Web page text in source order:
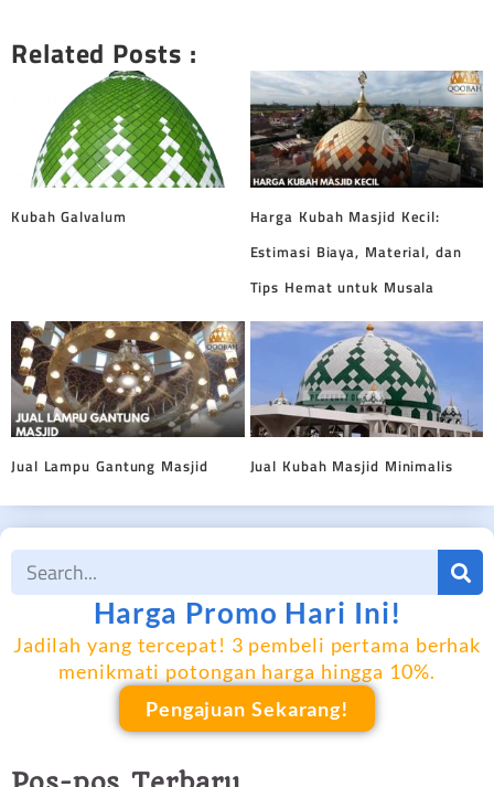
Related Posts :
Kubah Galvalum
Harga Kubah Masjid Kecil:
Estimasi Biaya, Material, dan
Tips Hemat untuk Musala
Jual Lampu Gantung Masjid Jual Kubah Masjid Minimalis
Harga Promo Hari Ini!
Jadilah yang tercepat! 3 pembeli pertama berhak
menikmati potongan harga hingga 10%.
Pengajuan Sekarang!